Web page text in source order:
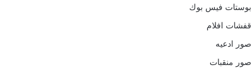
بوستات فيس بوك
قفشات افلام
صور ادعيه
صور منقبات